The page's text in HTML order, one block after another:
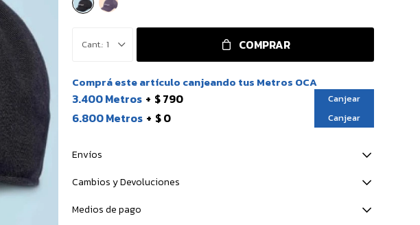
1 COMPRAR
Comprá este artículo canjeando tus Metros OCA
3.400 Metros $ 790 Canjear
6.800 Metros $ 0 Canjear
Envíos
Cambios y Devoluciones
Medios de pago